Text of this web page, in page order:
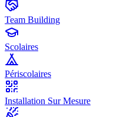
Team Building
Scolaires
Périscolaires
Installation Sur Mesure